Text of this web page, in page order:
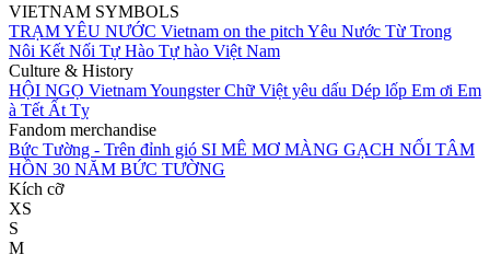
VIETNAM SYMBOLS
TRẠM YÊU NƯỚC Vietnam on the pitch Yêu Nước Từ Trong
Nôi Kết Nối Tự Hào Tự hào Việt Nam
Culture & History
HỘI NGỌ Vietnam YoungsterChữ Việt yêu dấu Dép lốp Em ơi Em
à Tết Ất Tỵ
Fandom merchandise
Bức Tường - Trên đỉnh gió SI MÊ MƠ MÀNG GẠCH NỐI TÂM
HỒN 30 NĂM BỨC TƯỜNG
Kích cỡ
XS
S
M